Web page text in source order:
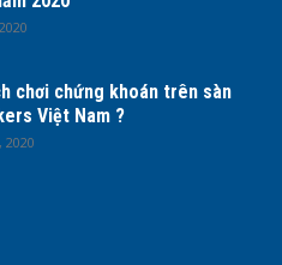
chơi chứng khoán trên sàn
Việt Nam ?
2020